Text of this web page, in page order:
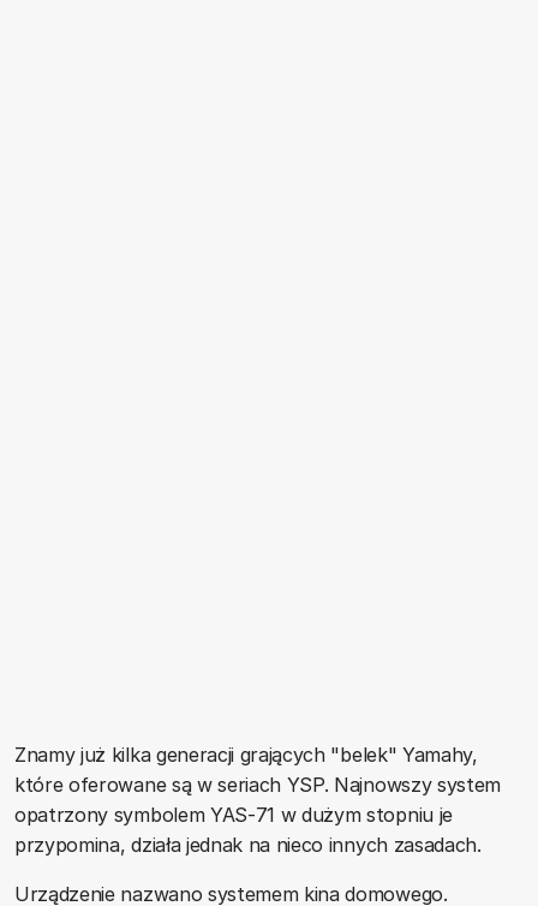
Znamy już kilka generacji grających "belek" Yamahy,
które oferowane są w seriach YSP. Najnowszy system
opatrzony symbolem YAS-71 w dużym stopniu je
przypomina, działa jednak na nieco innych zasadach.
Urządzenie nazwano systemem kina domowego.